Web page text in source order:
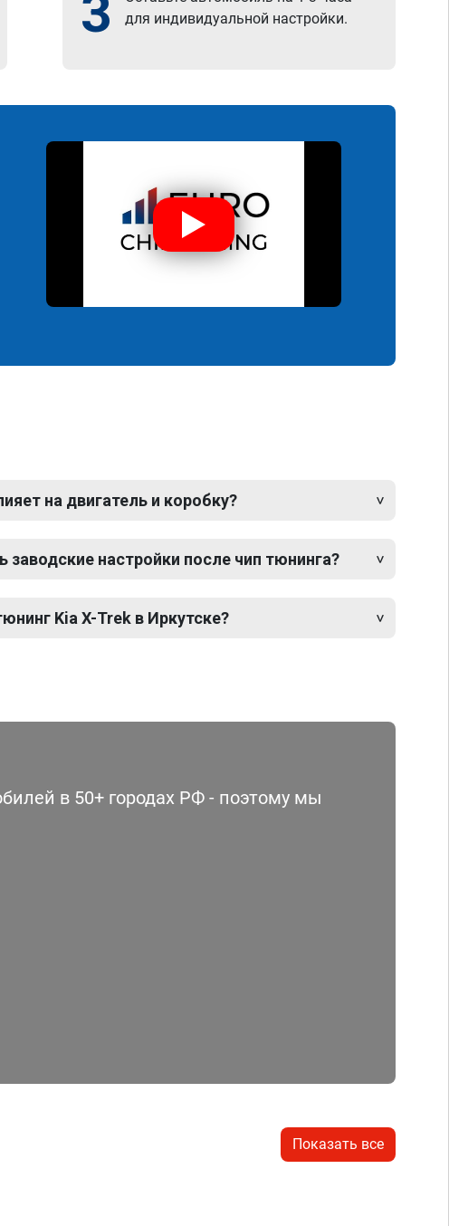
3
для индивидуальной настройки.
на двигатель и коробку?
заводские настройки после чип тюнинга?
Kia X-Trek в Иркутске?
в 50+ городах РФ - поэтому мы
Показать все